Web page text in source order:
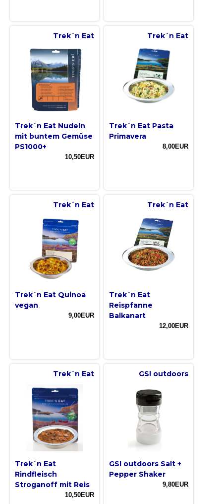
Trek´n Eat
Trek´n Eat Nudeln
mit buntem Gemüse
PS1000+
10,50EUR
Trek´n Eat
Trek´n Eat Pasta
Primavera
8,00EUR
Trek´n Eat
Trek´n Eat Quinoa
vegan
9,00EUR
Trek´n Eat
Trek´n Eat
Reispfanne
Balkanart
12,00EUR
Trek´n Eat
Trek´n Eat
Rindfleisch
Stroganoff mit Reis
10,50EUR
GSI outdoors
GSI outdoors Salt +
Pepper Shaker
9,80EUR